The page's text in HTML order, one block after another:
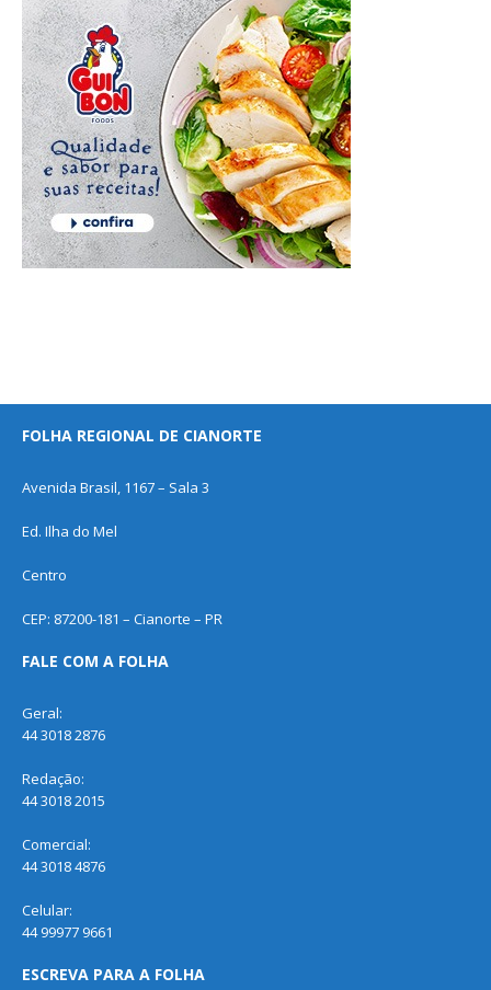
FOLHA REGIONAL DE CIANORTE
Avenida Brasil, 1167 – Sala 3
Ed. Ilha do Mel
Centro
CEP: 87200-181 – Cianorte – PR
FALE COM A FOLHA
Geral:
44 3018 2876
Redação:
44 3018 2015
Comercial:
44 3018 4876
Celular:
44 99977 9661
ESCREVA PARA A FOLHA